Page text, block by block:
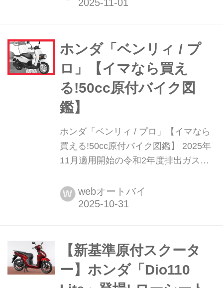
た。いずれ市場から姿を消してしまう
企画では、イマなら買える50ccの原付
バイクをピックアップし...
ホンダ「ベンリィ / プ
ロ」【イマなら買え
る!50cc原付バイク図
鑑】
ホンダ「ベンリィ / プロ」【イマなら
買える!50cc原付バイク図鑑】 2025年
11月適用開始の令和2年度排出ガス規
の原付バイクはすべて生産が終了しま
した。いずれ市場から姿を消してしま
本企画では、イマなら買える50ccの原
付バイクをピックアップし...
W webオートバイ
【新基準原付スクータ
ー】ホンダ「Dio110